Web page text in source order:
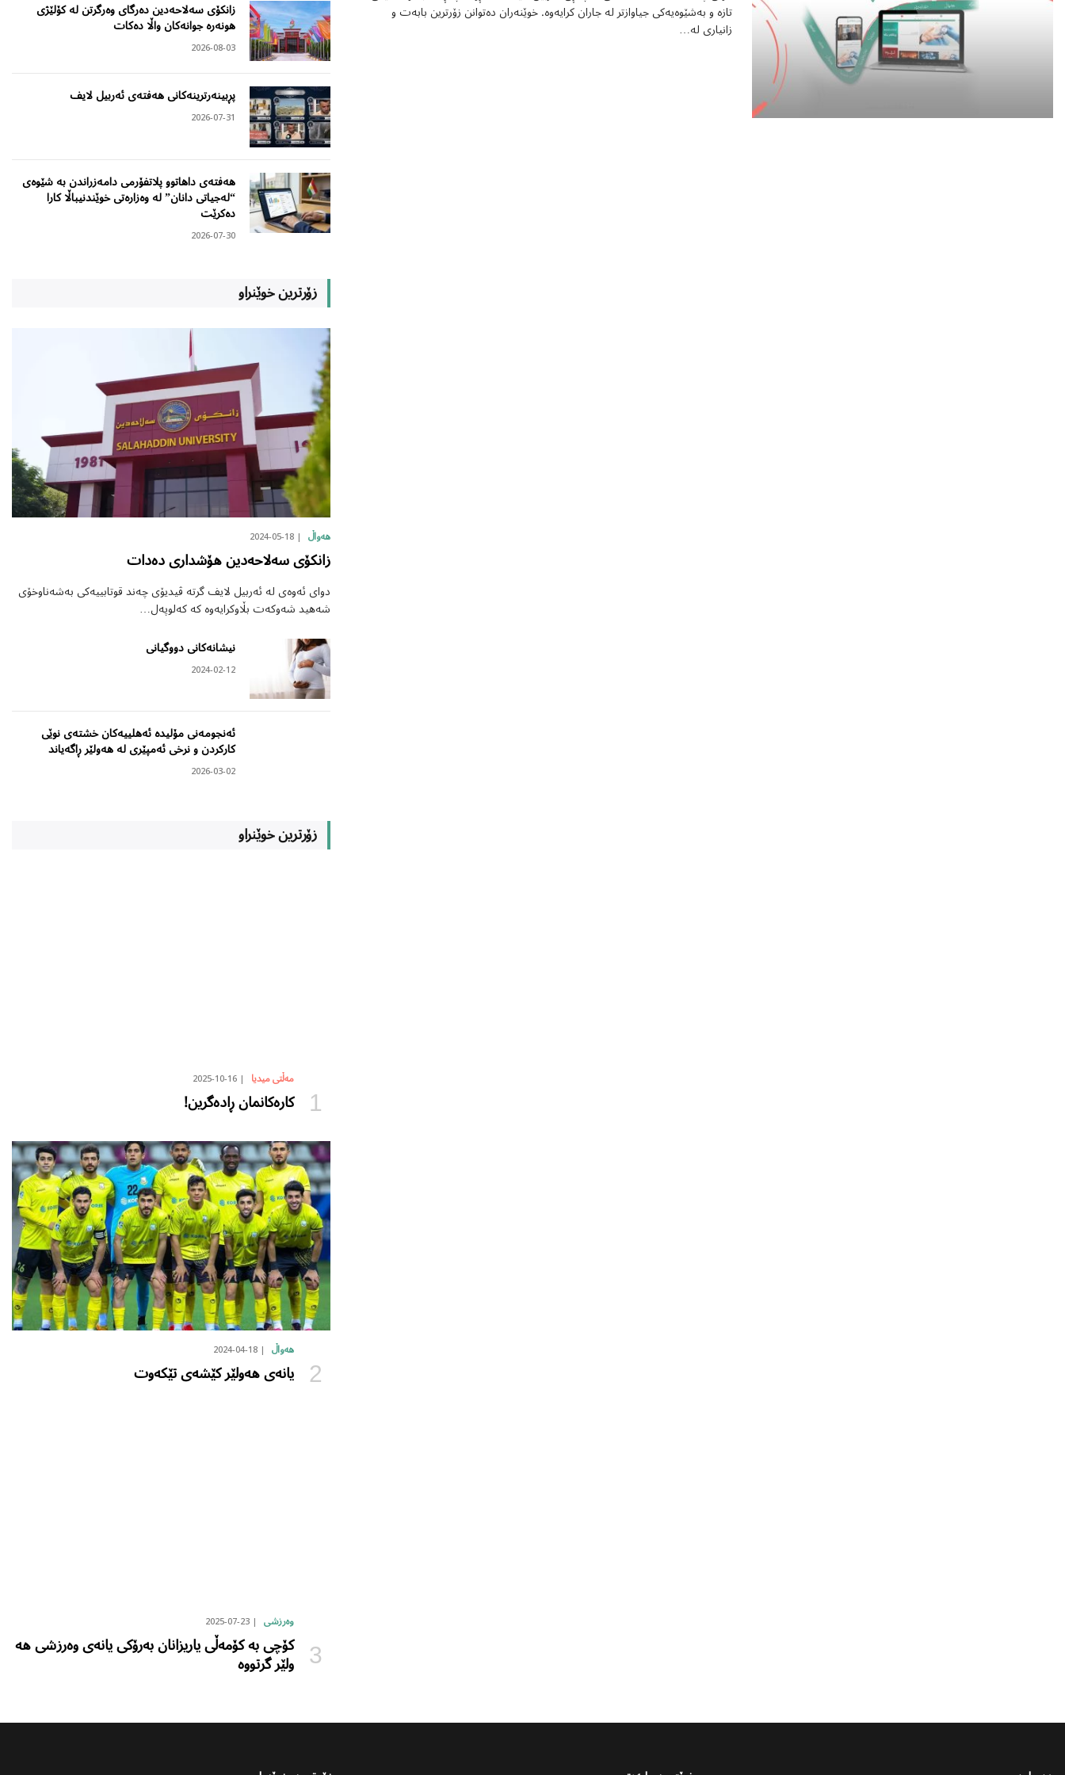
تازە و بەشێوەیەکی جیاوازتر لە جاران کرایەوە. خوێنەران دەتوانن زۆرترین بابەت و
زانیاری لە…
زانکۆی سەلاحەدین دەرگای وەرگرتن لە کۆلێژی
هونەرە جوانەکان واڵا دەکات
2026-08-03
پڕبینەرترینەکانی هەفتەی ئەربیل لایف
2026-07-31
هەفتەی داهاتوو پلاتفۆرمی دامەزراندن بە شێوەی
“لەجیاتی دانان” لە وەزارەتی خوێندنیباڵا کارا
دەکرێت
2026-07-30
زۆرترین خوێنراو
هەواڵ 2024-05-18
زانکۆی سەلاحەدین هۆشداری دەدات
دوای ئەوەی لە ئەربیل لایف گرتە ڤیدیۆی چەند قوتابییەکی بەشەناوخۆی
شەهید شەوکەت بڵاوکرایەوە کە کەلوپەل…
نیشانەکانی دووگیانی
2024-02-12
ئەنجومەنی مۆلیدە ئەهلییەکان خشتەی نوێی
کارکردن و نرخی ئەمپێری لە هەولێر ڕاگەیاند
2026-03-02
زۆرترین خوێنراو
مەڵتی میدیا 2025-10-16
کارەکانمان ڕادەگرین!
هەواڵ 2024-04-18
یانەی هەولێر کێشەی تێکەوت
وەرزشی 2025-07-23
کۆچی بە کۆمەڵی یاریزانان بەرۆکی یانەی وەرزشی هە
ولێر گرتووە